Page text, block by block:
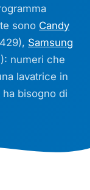
sono Candy
Samsung
numeri che
lavatrice in
bisogno di